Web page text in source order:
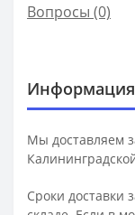
Вопросы (0)
Информация
Мы доставляем
Сроки доставки